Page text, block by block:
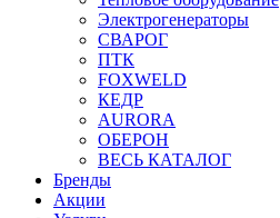
Электрогенераторы
СВАРОГ
ПТК
FOXWELD
КЕДР
AURORA
ОБЕРОН
ВЕСЬ КАТАЛОГ
Бренды
Акции